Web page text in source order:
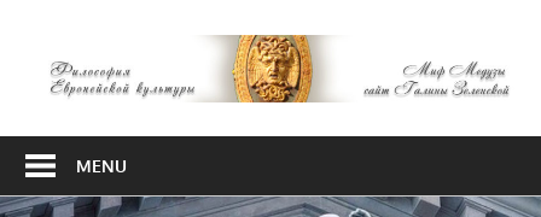
content
Европейской
MENU